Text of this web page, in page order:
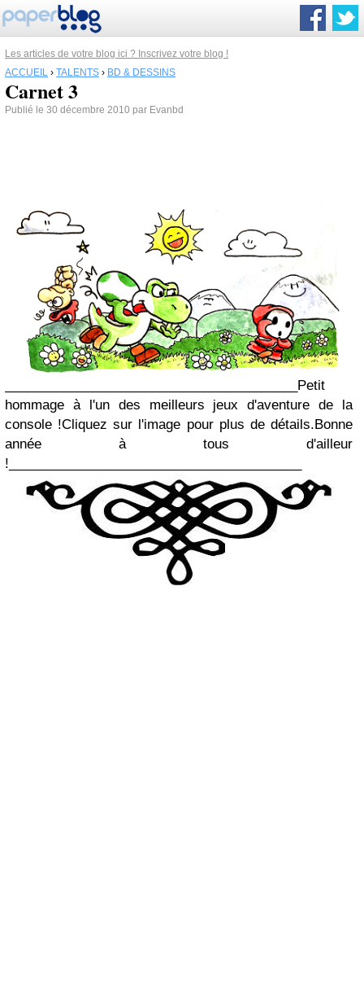
Les articles de votre blog ici ? Inscrivez votre blog !
ACCUEIL › TALENTS › BD & DESSINS
Carnet 3
Publié le 30 décembre 2010 par Evanbd
Petit
hommage à l'un des meilleurs jeux d'aventure de la
console !Cliquez sur l'image pour plus de détails.Bonne
année à tous d'ailleur
!